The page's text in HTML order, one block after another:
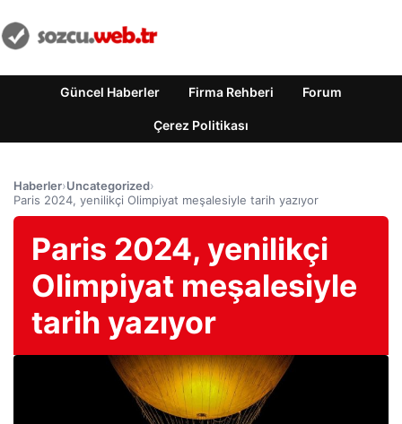
Güncel Haberler Firma Rehberi Forum
Çerez Politikası
Haberler›Uncategorized›
Paris 2024, yenilikçi Olimpiyat meşalesiyle tarih yazıyor
Paris 2024, yenilikçi
Olimpiyat meşalesiyle
tarih yazıyor